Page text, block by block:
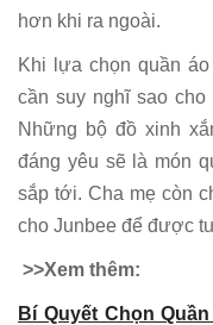
hơn khi ra ngoài.
Khi lựa chọn quần
cần suy nghĩ sao
Những bộ đồ xinh
đáng yêu sẽ là món
sắp tới. Cha mẹ còn
cho Junbee để được
>>Xem thêm:
Bí Quyết Chọn